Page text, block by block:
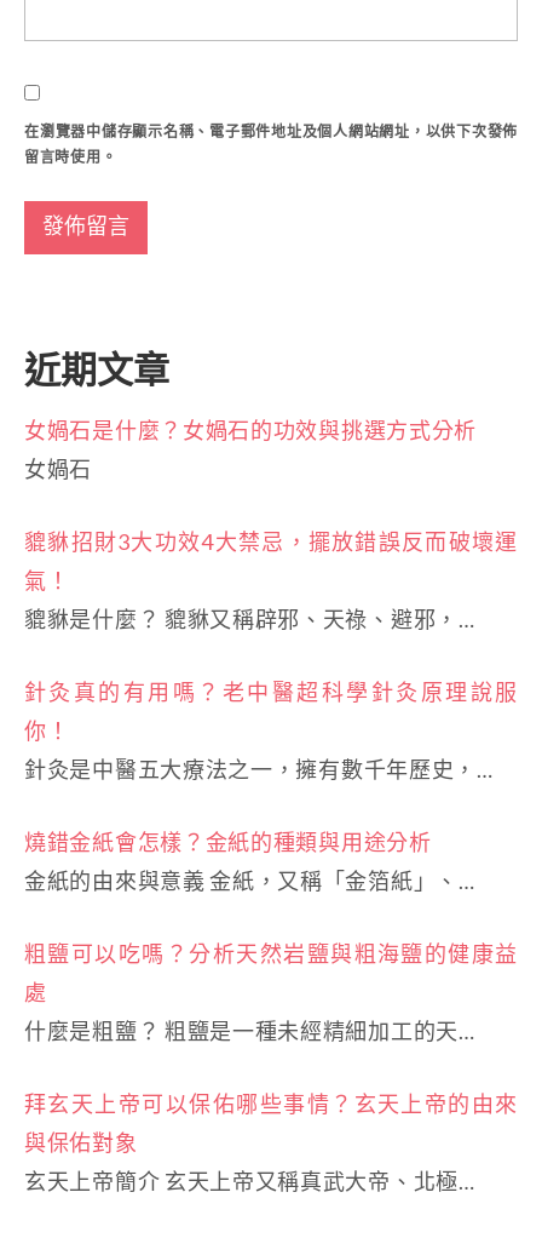
在瀏覽器中儲存顯示名稱、電子郵件地址及個人網站網址，以供下次發佈
留言時使用。
近期文章
女媧石是什麼？女媧石的功效與挑選方式分析
女媧石
貔貅招財3大功效4大禁忌，擺放錯誤反而破壞運
氣！
貔貅是什麼？ 貔貅又稱辟邪、天祿、避邪，…
針灸真的有用嗎？老中醫超科學針灸原理說服
你！
針灸是中醫五大療法之一，擁有數千年歷史，…
燒錯金紙會怎樣？金紙的種類與用途分析
金紙的由來與意義 金紙，又稱「金箔紙」、…
粗鹽可以吃嗎？分析天然岩鹽與粗海鹽的健康益
處
什麼是粗鹽？ 粗鹽是一種未經精細加工的天…
拜玄天上帝可以保佑哪些事情？玄天上帝的由來
與保佑對象
玄天上帝簡介 玄天上帝又稱真武大帝、北極…